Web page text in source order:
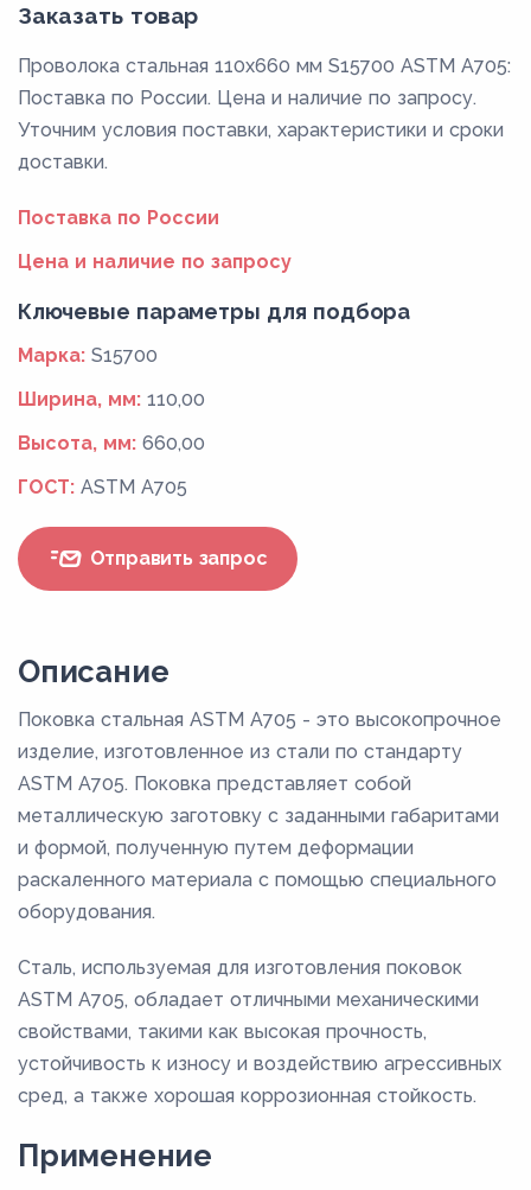
Заказать товар
Проволока стальная 110х660 мм S15700 ASTM A705:
Поставка по России. Цена и наличие по запросу.
Уточним условия поставки, характеристики и сроки
доставки.
Поставка по России
Цена и наличие по запросу
Ключевые параметры для подбора
Марка: S15700
Ширина, мм: 110,00
Высота, мм: 660,00
ГОСТ: ASTM A705
Отправить запрос
Описание
Поковка стальная ASTM A705 - это высокопрочное
изделие, изготовленное из стали по стандарту
ASTM A705. Поковка представляет собой
металлическую заготовку с заданными габаритами
и формой, полученную путем деформации
раскаленного материала с помощью специального
оборудования.
Сталь, используемая для изготовления поковок
ASTM A705, обладает отличными механическими
свойствами, такими как высокая прочность,
устойчивость к износу и воздействию агрессивных
сред, а также хорошая коррозионная стойкость.
Применение